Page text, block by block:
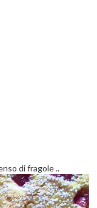
di fragole ..